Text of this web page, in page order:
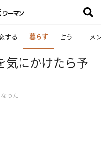
する 暮らす 占う メ
気にかけたら予
った